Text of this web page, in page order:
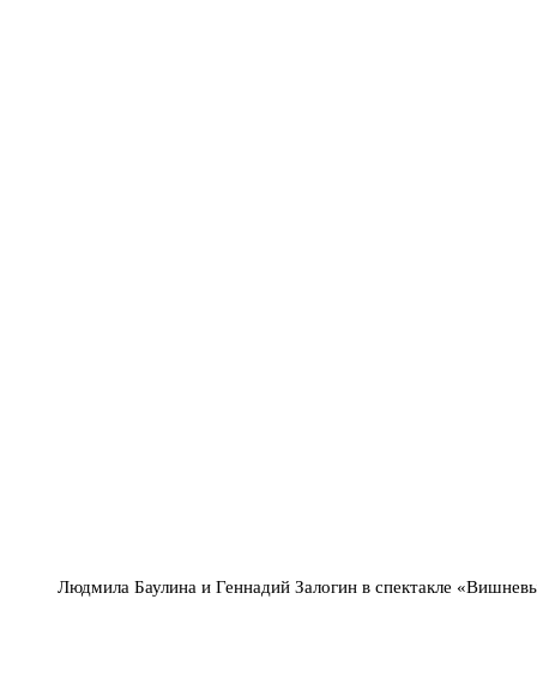
Людмила Баулина и Геннадий Залогин в спектакле